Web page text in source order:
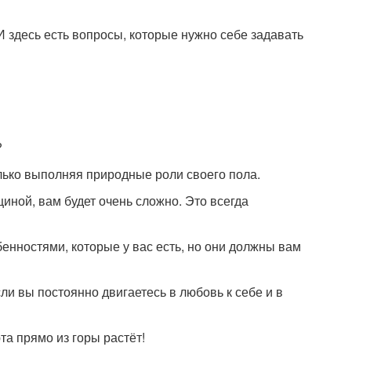
есть вопросы, которые нужно себе задавать
выполняя природные роли своего пола.
вам будет очень сложно. Это всегда
которые у вас есть, но они должны вам
вы постоянно двигаетесь в любовь к себе и в
прямо из горы растёт!